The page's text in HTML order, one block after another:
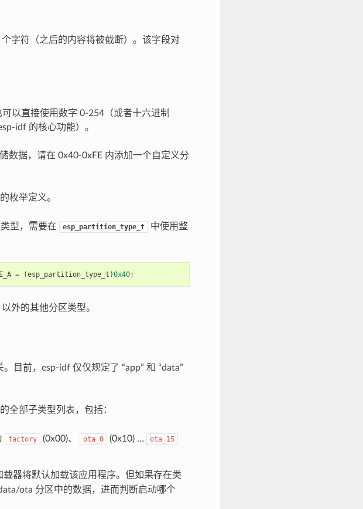
字符（之后的内容将被截断）。该字段对
以直接使用数字 0-254（或者十六进制
idf 的核心功能）。
数据，请在 0x40-0xFE 内添加一个自定义分
枚举定义。
型，需要在 esp_partition_type_t
中使用整
= (esp_partition_type_t )0x40;
外的其他分区类型。
目前，esp-idf 仅仅规定了 “app” 和 “data”
全部子类型列表，包括：
factory (0x00)、 ota_0 (0x10) … ota_15
器将默认加载该应用程序。但如果存在类
ota 分区中的数据，进而判断启动哪个